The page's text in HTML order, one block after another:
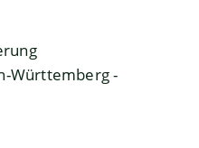
Württemberg -